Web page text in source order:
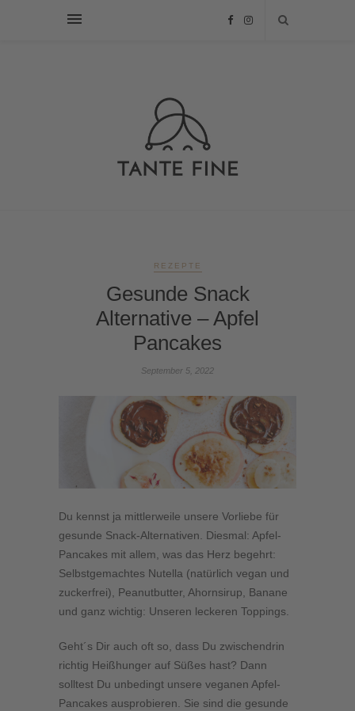
REZEPTE
Gesunde Snack
Alternative – Apfel
Pancakes
September 5, 2022
Du kennst ja mittlerweile unsere Vorliebe für
gesunde Snack-Alternativen. Diesmal: Apfel-
Pancakes mit allem, was das Herz begehrt:
Selbstgemachtes Nutella (natürlich vegan und
zuckerfrei), Peanutbutter, Ahornsirup, Banane
und ganz wichtig: Unseren leckeren Toppings.
Geht´s Dir auch oft so, dass Du zwischendrin
richtig Heißhunger auf Süßes hast? Dann
solltest Du unbedingt unsere veganen Apfel-
Pancakes ausprobieren. Sie sind die gesunde